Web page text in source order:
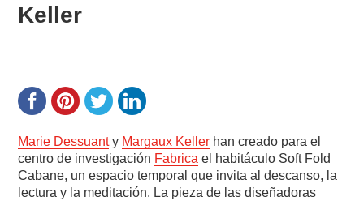
Keller
Marie Dessuanty Margaux Keller han creado para el
centro de investigación Fabrica el habitáculo Soft Fold
Cabane, un espacio temporal que invita al descanso, la
lectura y la meditación. La pieza de las diseñadoras